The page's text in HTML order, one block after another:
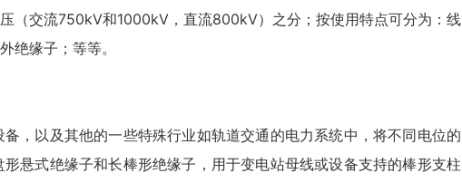
交流750kV和1000kV，直流800kV）之分；按使用特点可分为：线
绝缘子；等等。
，以及其他的一些特殊行业如轨道交通的电力系统中，将不同电位的
悬式绝缘子和长棒形绝缘子，用于变电站母线或设备支持的棒形支柱